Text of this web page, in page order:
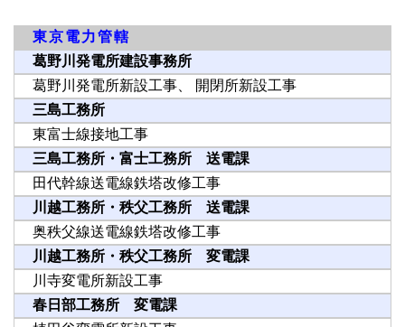
東京電力管轄
葛野川発電所建設事務所
葛野川発電所新設工事、 開閉所新設工事
三島工務所
東富士線接地工事
三島工務所・富士工務所 送電課
田代幹線送電線鉄塔改修工事
川越工務所・秩父工務所 送電課
奥秩父線送電線鉄塔改修工事
川越工務所・秩父工務所 変電課
川寺変電所新設工事
春日部工務所 変電課